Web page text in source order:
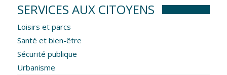
SERVICES AUX CITOYENS
Loisirs et parcs
Santé et bien-être
Sécurité publique
Urbanisme